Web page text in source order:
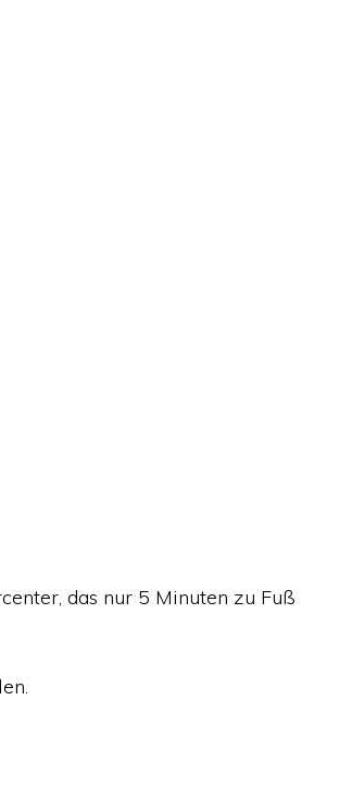
das nur 5 Minuten zu Fuß